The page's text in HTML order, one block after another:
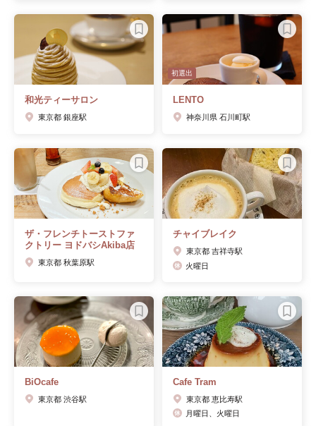
和光ティーサロン
東京都 銀座駅
初選出
LENTO
神奈川県 石川町駅
ザ・フレンチトーストファ
クトリー ヨドバシAkiba店
東京都 秋葉原駅
チャイブレイク
東京都 吉祥寺駅
火曜日
BiOcafe
東京都 渋谷駅
Cafe Tram
東京都 恵比寿駅
月曜日、火曜日